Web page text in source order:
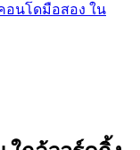
อนโดมือสอง ใน